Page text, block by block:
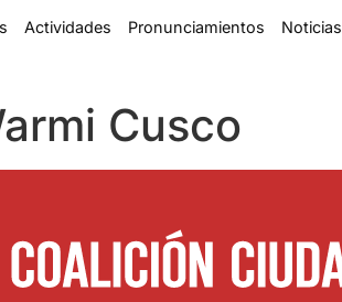
Actividades Pronunciamientos Noticias
Cusco